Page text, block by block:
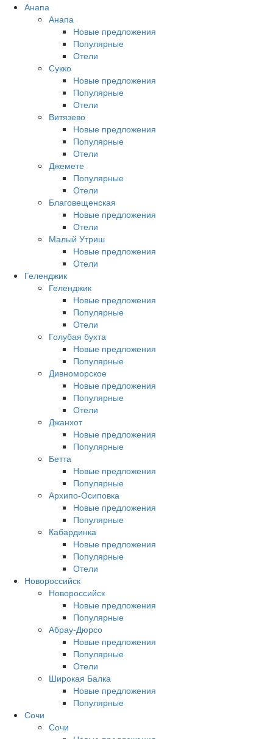
Анапа
Анапа
Новые предложения
Популярные
Отели
Сукко
Новые предложения
Популярные
Отели
Витязево
Новые предложения
Популярные
Отели
Джемете
Популярные
Отели
Благовещенская
Новые предложения
Отели
Малый Утриш
Новые предложения
Отели
Геленджик
Геленджик
Новые предложения
Популярные
Отели
Голубая бухта
Новые предложения
Популярные
Дивноморское
Новые предложения
Популярные
Отели
Джанхот
Новые предложения
Популярные
Бетта
Новые предложения
Популярные
Архипо-Осиповка
Новые предложения
Популярные
Кабардинка
Новые предложения
Популярные
Отели
Новороссийск
Новороссийск
Новые предложения
Популярные
Абрау-Дюрсо
Новые предложения
Популярные
Отели
Широкая Балка
Новые предложения
Популярные
Сочи
Сочи